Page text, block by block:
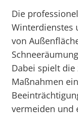
Die
Winterdienstes
von
Dabei spielt
Maßnahmen
vermeiden und